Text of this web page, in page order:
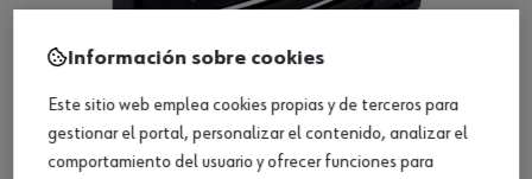
Información sobre cookies
Este sitio web emplea cookies propias y de terceros para
gestionar el portal, personalizar el contenido, analizar el
comportamiento del usuario y ofrecer funciones para